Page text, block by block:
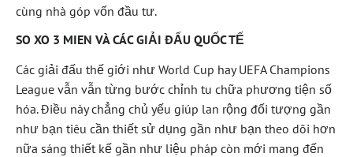
cùng nhà góp vốn đầu tư.
SO XO 3 MIEN VÀ CÁC GIẢI ĐẤU QUỐC TẾ
Các giải đấu thế giới như World Cup hay UEFA Champions
League vẫn vẫn từng bước chỉnh tu chữa phương tiện số
hóa. Điều này chẳng chủ yếu giúp lan rộng đối tượng gần
như bạn tiêu cần thiết sử dụng gần như bạn theo dõi hơn
nữa sáng thiết kế gần như liệu pháp còn mới mang đến